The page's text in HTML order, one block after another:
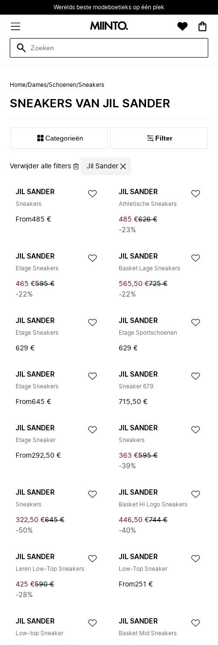
Werelds beste modeboetieks op één plek
Home/Dames/Schoenen/Sneakers
SNEAKERS VAN JIL SANDER
Categorieën Filter
Verwijder alle filters Jil Sander
JIL SANDER
Sneakers
From485 €
JIL SANDER
Athletische Sneakers
485 €626 €
-23%
JIL SANDER
Etage Sneakers
465 €595 €
-22%
JIL SANDER
Basket Lage Sneakers
565,50 €725 €
-22%
JIL SANDER
Etage Sneakers
629 €
JIL SANDER
Etage Sportschoenen
629 €
JIL SANDER
Etage Sneakers
From645 €
JIL SANDER
Sneaker 679
715,50 €
JIL SANDER
Etage Sneaker
From292,50 €
JIL SANDER
Sneakers
363 €595 €
-39%
JIL SANDER
Sneakers
322,50 €645 €
-50%
JIL SANDER
Basket Hi Logo Sneakers
446,50 €744 €
-40%
JIL SANDER
Leren Low-Top Sneakers
425 €590 €
-28%
JIL SANDER
Low-Top Sneaker
From251 €
JIL SANDER
Low-top Sneaker
JIL SANDER
Basket Mid Sneakers